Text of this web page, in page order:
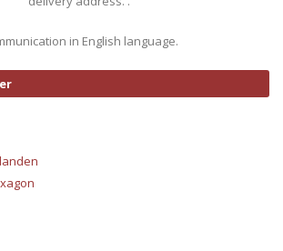
in English language.